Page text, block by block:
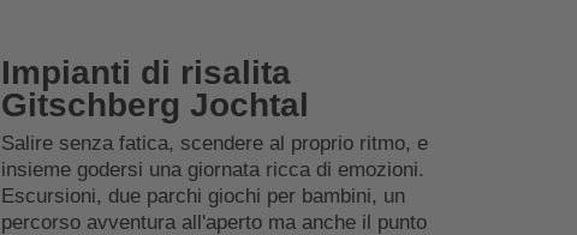
Impianti di risalita
Gitschberg Jochtal
Salire senza fatica, scendere al proprio ritmo, e
insieme godersi una giornata ricca di emozioni.
Escursioni, due parchi giochi per bambini, un
percorso avventura all'aperto ma anche il punto